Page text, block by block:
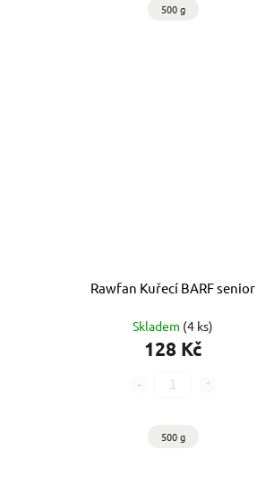
500 g
Rawfan Kuřecí BARF senior
Skladem (4 ks)
128 Kč
500 g